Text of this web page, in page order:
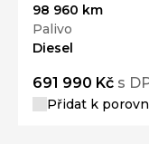
98 960 km
Palivo
Diesel
691 990 Kč s
Přidat k